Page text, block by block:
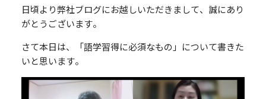
日頃より弊社ブログにお越しいただきまして、誠にあり
がとうございます。
さて本日は、「語学習得に必須なもの」について書きた
いと思います。